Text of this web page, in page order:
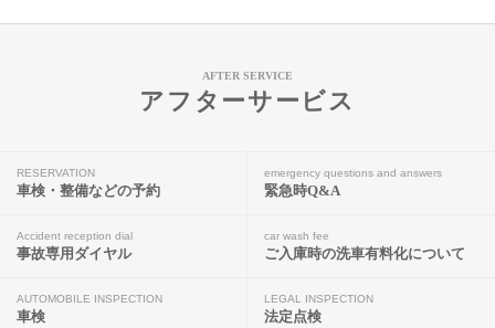
AFTER SERVICE
アフターサービス
RESERVATION
車検・整備などの予約
emergency questions and answers
緊急時Q&A
Accident reception dial
事故専用ダイヤル
car wash fee
ご入庫時の洗車有料化について
AUTOMOBILE INSPECTION
車検
LEGAL INSPECTION
法定点検